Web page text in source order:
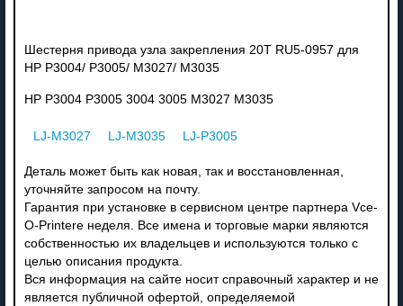
Шестерня привода узла закрепления 20T RU5-0957 для
HP P3004/ P3005/ M3027/ M3035
HP P3004 P3005 3004 3005 M3027 M3035
LJ-M3027 LJ-M3035 LJ-P3005
Деталь может быть как новая, так и восстановленная,
уточняйте запросом на почту.
Гарантия при установке в сервисном центре партнера Vce-
O-Printere неделя. Все имена и торговые марки являются
собственностью их владельцев и используются только с
целью описания продукта.
Вся информация на сайте носит справочный характер и не
является публичной офертой, определяемой